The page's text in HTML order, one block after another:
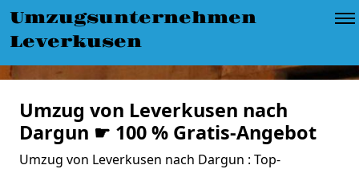
Umzugsunternehmen
Leverkusen
Umzug von Leverkusen nach
Dargun ☛ 100 % Gratis-Angebot
Umzug von Leverkusen nach Dargun : Top-